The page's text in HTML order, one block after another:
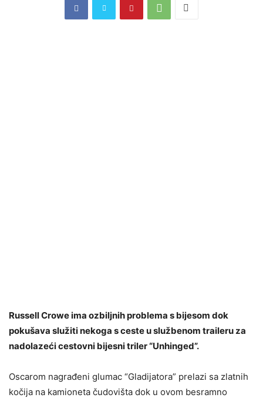
Russell Crowe ima ozbiljnih problema s bijesom dok
pokušava služiti nekoga s ceste u službenom traileru za
nadolazeći cestovni bijesni triler “Unhinged”.
Oscarom nagrađeni glumac “Gladijatora” prelazi sa zlatnih
kočija na kamioneta čudovišta dok u ovom besramno